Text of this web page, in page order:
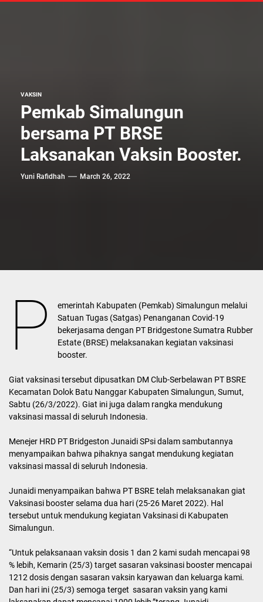
VAKSIN
Pemkab Simalungun
bersama PT BRSE
Laksanakan Vaksin Booster.
Yuni Rafidhah March 26, 2022
P
emerintah Kabupaten (Pemkab) Simalungun melalui
Satuan Tugas (Satgas) Penanganan Covid-19
bekerjasama dengan PT Bridgestone Sumatra Rubber
Estate (BRSE) melaksanakan kegiatan vaksinasi
booster.
Giat vaksinasi tersebut dipusatkan DM Club-Serbelawan PT BSRE
Kecamatan Dolok Batu Nanggar Kabupaten Simalungun, Sumut,
Sabtu (26/3/2022). Giat ini juga dalam rangka mendukung
vaksinasi massal di seluruh Indonesia.
Menejer HRD PT Bridgeston Junaidi SPsi dalam sambutannya
menyampaikan bahwa pihaknya sangat mendukung kegiatan
vaksinasi massal di seluruh Indonesia.
Junaidi menyampaikan bahwa PT BSRE telah melaksanakan giat
Vaksinasi booster selama dua hari (25-26 Maret 2022). Hal
tersebut untuk mendukung kegiatan Vaksinasi di Kabupaten
Simalungun.
“Untuk pelaksanaan vaksin dosis 1 dan 2 kami sudah mencapai 98
% lebih, Kemarin (25/3) target sasaran vaksinasi booster mencapai
1212 dosis dengan sasaran vaksin karyawan dan keluarga kami.
Dan hari ini (25/3) semoga terget sasaran vaksin yang kami